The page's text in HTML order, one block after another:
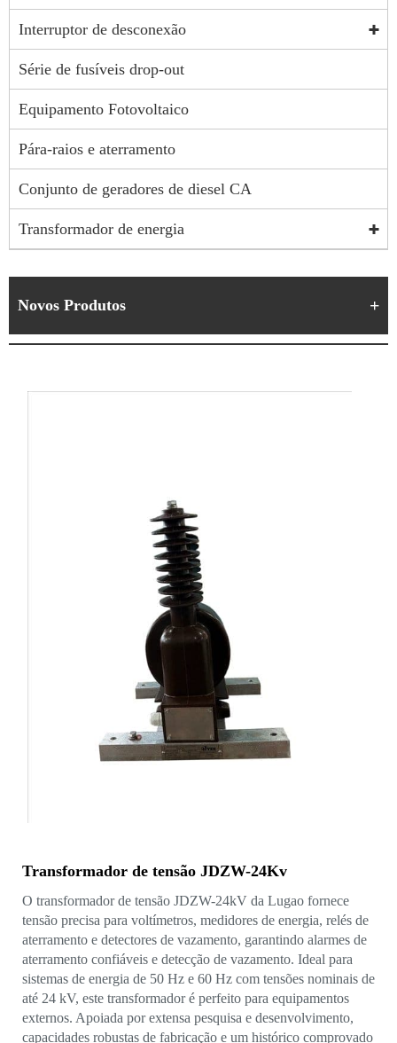
Interruptor de desconexão
Série de fusíveis drop-out
Equipamento Fotovoltaico
Pára-raios e aterramento
Conjunto de geradores de diesel CA
Transformador de energia
Novos Produtos
Transformador de tensão JDZW-24Kv
O transformador de tensão JDZW-24kV da Lugao fornece
tensão precisa para voltímetros, medidores de energia, relés de
aterramento e detectores de vazamento, garantindo alarmes de
aterramento confiáveis ​​e detecção de vazamento. Ideal para
sistemas de energia de 50 Hz e 60 Hz com tensões nominais de
até 24 kV, este transformador é perfeito para equipamentos
externos. Apoiada por extensa pesquisa e desenvolvimento,
capacidades robustas de fabricação e um histórico comprovado